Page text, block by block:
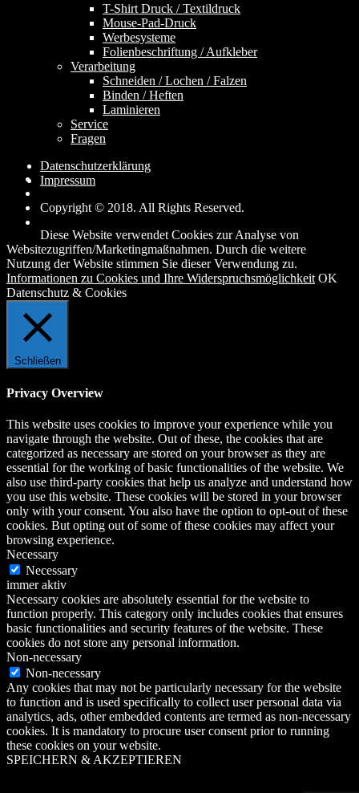
T-Shirt Druck / Textildruck
Mouse-Pad-Druck
Werbesysteme
Folienbeschriftung / Aufkleber
Verarbeitung
Schneiden / Lochen / Falzen
Binden / Heften
Laminieren
Service
Fragen
Datenschutzerklärung
Impressum
Copyright © 2018. All Rights Reserved.
Diese Website verwendet Cookies zur Analyse von
Websitezugriffen/Marketingmaßnahmen. Durch die weitere
Nutzung der Website stimmen Sie dieser Verwendung zu.
Informationen zu Cookies und Ihre Widerspruchsmöglichkeit OK
Datenschutz & Cookies
Schließen
Privacy Overview
This website uses cookies to improve your experience while you
navigate through the website. Out of these, the cookies that are
categorized as necessary are stored on your browser as they are
essential for the working of basic functionalities of the website. We
also use third-party cookies that help us analyze and understand how
you use this website. These cookies will be stored in your browser
only with your consent. You also have the option to opt-out of these
cookies. But opting out of some of these cookies may affect your
browsing experience.
Necessary
Necessary
immer aktiv
Necessary cookies are absolutely essential for the website to
function properly. This category only includes cookies that ensures
basic functionalities and security features of the website. These
cookies do not store any personal information.
Non-necessary
Non-necessary
Any cookies that may not be particularly necessary for the website
to function and is used specifically to collect user personal data via
analytics, ads, other embedded contents are termed as non-necessary
cookies. It is mandatory to procure user consent prior to running
these cookies on your website.
SPEICHERN & AKZEPTIEREN